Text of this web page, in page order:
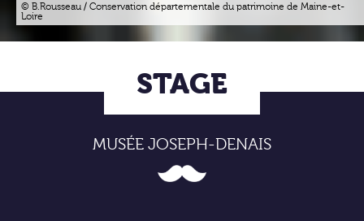
© B.Rousseau / Conservation départementale du patrimoine de Maine-et-
Loire
STAGE
MUSÉE JOSEPH-DENAIS